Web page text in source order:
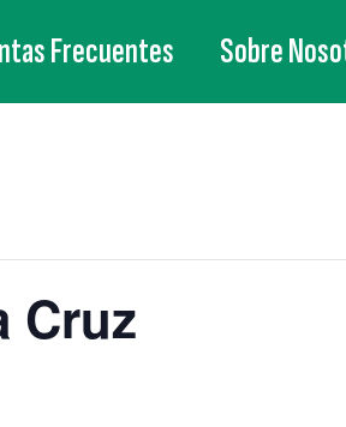
Frecuentes Sobre
Cruz